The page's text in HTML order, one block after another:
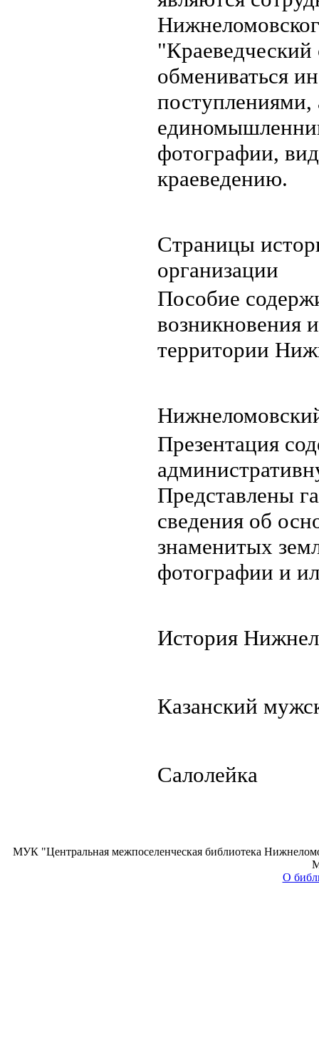
"Краеведческий
обмениваться
фотографии,
краеведению.
Страницы
организации
Пособие
возникновения
территории
Презентация
Представлены
сведения об
знаменитых
фотографии и
История
Казанский
Салолейка
МУК "Центральная межпоселенческая библиотека
О